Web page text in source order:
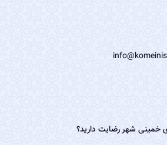
خمینی شهر رضایت دارید؟